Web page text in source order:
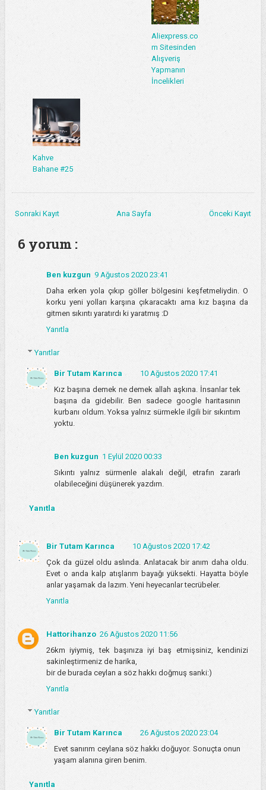
Aliexpress.co
m Sitesinden
Alışveriş
Yapmanın
İncelikleri
Kahve
Bahane #25
Sonraki Kayıt Önceki Kayıt
Ana Sayfa
6 yorum :
Ben kuzgun 9 Ağustos 2020 23:41
Daha erken yola çıkıp göller bölgesini keşfetmeliydin. O
korku yeni yolları karşına çıkaracaktı ama kız başına da
gitmen sıkıntı yaratırdı ki yaratmış :D
Yanıtla
Yanıtlar
Bir Tutam Karınca
10 Ağustos 2020 17:41
Kız başına demek ne demek allah aşkına. İnsanlar tek
başına da gidebilir. Ben sadece google haritasının
kurbanı oldum. Yoksa yalnız sürmekle ilgili bir sıkıntım
yoktu.
Ben kuzgun 1 Eylül 2020 00:33
Sıkıntı yalnız sürmenle alakalı değil, etrafın zararlı
olabileceğini düşünerek yazdım.
Yanıtla
Bir Tutam Karınca
10 Ağustos 2020 17:42
Çok da güzel oldu aslında. Anlatacak bir anım daha oldu.
Evet o anda kalp atışlarım bayağı yüksekti. Hayatta böyle
anlar yaşamak da lazım. Yeni heyecanlar tecrübeler.
Yanıtla
Hattorihanzo 26 Ağustos 2020 11:56
26km iyiymiş, tek başınıza iyi baş etmişsiniz, kendinizi
sakinleştirmeniz de harika,
bir de burada ceylan a söz hakkı doğmuş sanki:)
Yanıtla
Yanıtlar
Bir Tutam Karınca
26 Ağustos 2020 23:04
Evet sanırım ceylana söz hakkı doğuyor. Sonuçta onun
yaşam alanına giren benim.
Yanıtla